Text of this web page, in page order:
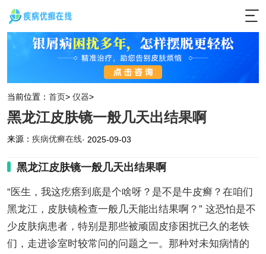
当前位置： 首页> 仪器>
黑龙江皮肤镜一般几天出结果啊
来源： 疾病优癣在线· 2025-09-03
黑龙江皮肤镜一般几天出结果啊
“医生，我这疙瘩到底是个啥呀？是不是牛皮癣？在咱们
黑龙江，皮肤镜检查一般几天能出结果啊？” 这恐怕是不
少皮肤病患者，特别是那些被顽固皮疹困扰已久的老铁
们，走进诊室时较常问的问题之一。那种对未知病情的